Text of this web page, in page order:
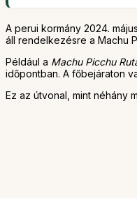
A perui kormány 2024.
áll rendelkezésre a Machu
Például a Machu Picchu
időpontban. A főbejáraton
Ez az útvonal, mint néhány